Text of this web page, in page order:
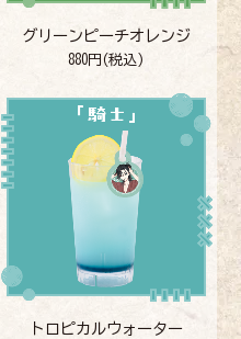
グリーンピーチオレンジ
880円(税込)
トロピカルウォーター